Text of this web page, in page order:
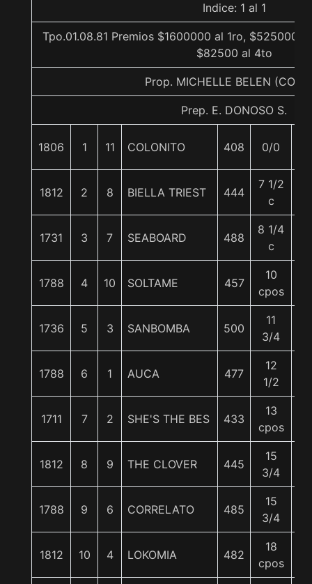
Indice: 1 al 1
Tpo.01.08.81 Premios $1600000 al 1ro, $525000
$82500 al 4to
Prop. MICHELLE BELEN
Prep. E. DONOSO S.
1806 1 11 COLONITO 408 0/0
1812 2 8 BIELLA TRIEST 444
7 1/2
c
1731 3 7 SEABOARD 488
8 1/4
c
1788 4 10 SOLTAME 457
10
cpos
1736 5 3 SANBOMBA 500
11
3/4
1788 6 1 AUCA 477
12
1/2
1711 7 2 SHE'S THE BES 433
13
cpos
1812 8 9 THE CLOVER 445
15
3/4
1788 9 6 CORRELATO 485
15
3/4
1812 10 4 LOKOMIA 482
18
cpos